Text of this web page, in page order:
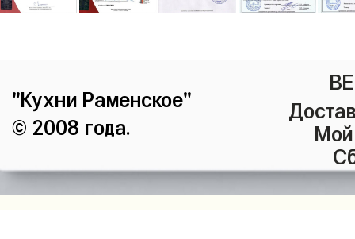
"Кухни Раменское"
© 2008 года.